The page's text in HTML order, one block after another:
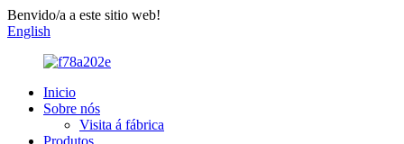
Benvido/a a este sitio web!
English
Inicio
Sobre nós
Visita á fábrica
Produtos